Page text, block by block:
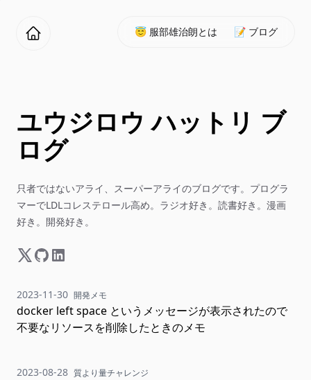
😇 服部雄治朗とは 📝 ブログ
ユウジロウ ハットリ ブ
ログ
只者ではないアライ、スーパーアライのブログです。プログラ
マーでLDLコレステロール高め。ラジオ好き。読書好き。漫画
好き。開発好き。
2023-11-30 開発メモ
docker left space というメッセージが表示されたので
不要なリソースを削除したときのメモ
2023-08-28 質より量チャレンジ